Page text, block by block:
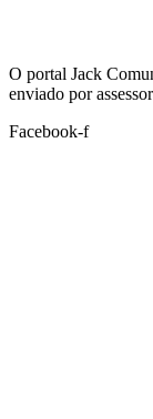
O portal Jack
enviado por
Facebook-f